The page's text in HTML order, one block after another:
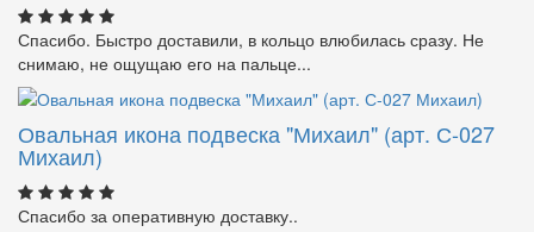
Спасибо. Быстро доставили, в кольцо влюбилась сразу. Не
снимаю, не ощущаю его на пальце...
Овальная икона подвеска "Михаил" (арт. С-027
Михаил)
Спасибо за оперативную доставку..